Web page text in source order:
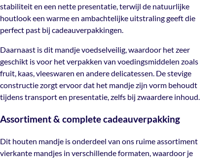
Daarnaast is dit mandje voedselveilig, waardoor het zeer
geschikt is voor het verpakken van voedingsmiddelen
zoals fruit, kaas, vleeswaren en andere delicatessen. De
behoudt tijdens transport en presentatie, zelfs bij
zwaardere inhoud.
Assortiment & complete cadeauverpakking
assortiment vierkante mandjes in verschillende
jouw cadeaupakket, borrelmand of geschenkset. Of je nu
een klein geschenk wilt samenstellen of een uitgebreid
stabiliteit en een nette presentatie, terwijl de natuurlijke
houtlook een warme en ambachtelijke uitstraling geeft die
perfect past bij cadeauverpakkingen.
Daarnaast is dit mandje voedselveilig, waardoor het zeer
geschikt is voor het verpakken van voedingsmiddelen zoals
fruit, kaas, vleeswaren en andere delicatessen. De stevige
constructie zorgt ervoor dat het mandje zijn vorm behoudt
tijdens transport en presentatie, zelfs bij zwaardere inhoud.
Assortiment & complete cadeauverpakking
Dit houten mandje is onderdeel van ons ruime assortiment
vierkante mandjes in verschillende formaten, waardoor je